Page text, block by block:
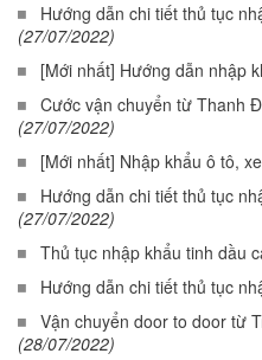
Hướng dẫn chi tiết thủ tục
(27/07/2022)
[Mới nhất] Hướng dẫn nhập
Cước vận chuyển từ Thanh
(27/07/2022)
[Mới nhất] Nhập khẩu ô tô,
Hướng dẫn chi tiết thủ tục
(27/07/2022)
Thủ tục nhập khẩu tinh dầu
Hướng dẫn chi tiết thủ tục
Vận chuyển door to door từ
(28/07/2022)